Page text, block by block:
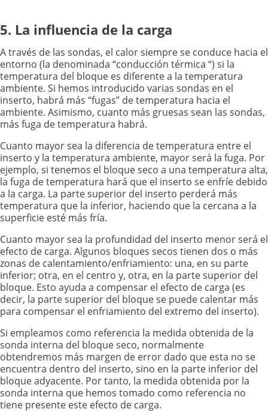
5. La influencia de la carga
A través de las sondas, el calor siempre se conduce hacia el
entorno (la denominada “conducción térmica “) si la
temperatura del bloque es diferente a la temperatura
ambiente. Si hemos introducido varias sondas en el
inserto, habrá más “fugas” de temperatura hacia el
ambiente. Asimismo, cuanto más gruesas sean las sondas,
más fuga de temperatura habrá.
Cuanto mayor sea la diferencia de temperatura entre el
inserto y la temperatura ambiente, mayor será la fuga. Por
ejemplo, si tenemos el bloque seco a una temperatura alta,
la fuga de temperatura hará que el inserto se enfríe debido
a la carga. La parte superior del inserto perderá más
temperatura que la inferior, haciendo que la cercana a la
superficie esté más fría.
Cuanto mayor sea la profundidad del inserto menor será el
efecto de carga. Algunos bloques secos tienen dos o más
zonas de calentamiento/enfriamiento: una, en su parte
inferior; otra, en el centro y, otra, en la parte superior del
bloque. Esto ayuda a compensar el efecto de carga (es
decir, la parte superior del bloque se puede calentar más
para compensar el enfriamiento del extremo del inserto).
Si empleamos como referencia la medida obtenida de la
sonda interna del bloque seco, normalmente
obtendremos más margen de error dado que esta no se
encuentra dentro del inserto, sino en la parte inferior del
bloque adyacente. Por tanto, la medida obtenida por la
sonda interna que hemos tomado como referencia no
tiene presente este efecto de carga.